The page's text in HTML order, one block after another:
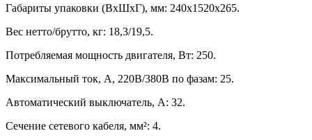
Габариты упаковки (ВхШхГ), мм: 240х1520х265.
Вес нетто/брутто, кг: 18,3/19,5.
Потребляемая мощность двигателя, Вт: 250.
Максимальный ток, А, 220В/380В по фазам: 25.
Автоматический выключатель, А: 32.
Сечение сетевого кабеля, мм²: 4.